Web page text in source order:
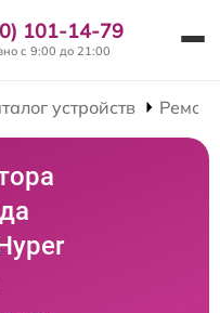
101-14-79
с 9:00 до 21:00
устройств